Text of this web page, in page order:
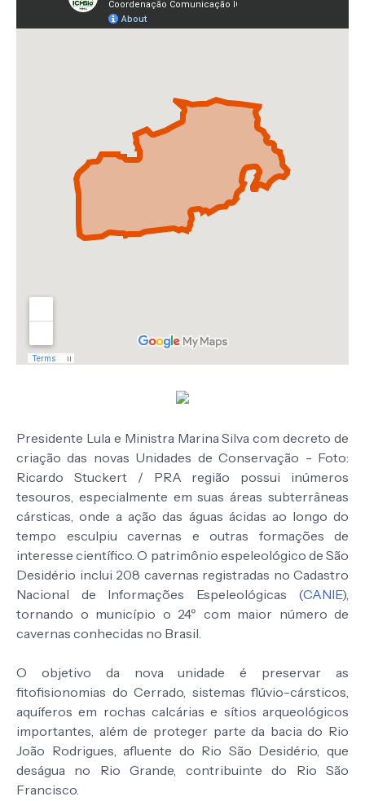
Presidente Lula e Ministra Marina Silva com decreto de
criação das novas Unidades de Conservação - Foto:
Ricardo Stuckert / PRA região possui inúmeros
tesouros, especialmente em suas áreas subterrâneas
cársticas, onde a ação das águas ácidas ao longo do
tempo esculpiu cavernas e outras formações de
interesse científico. O patrimônio espeleológico de São
Desidério inclui 208 cavernas registradas no Cadastro
Nacional de Informações Espeleológicas (CANIE),
tornando o município o 24º com maior número de
cavernas conhecidas no Brasil.
O objetivo da nova unidade é preservar as
fitofisionomias do Cerrado, sistemas flúvio-cársticos,
aquíferos em rochas calcárias e sítios arqueológicos
importantes, além de proteger parte da bacia do Rio
João Rodrigues, afluente do Rio São Desidério, que
deságua no Rio Grande, contribuinte do Rio São
Francisco.